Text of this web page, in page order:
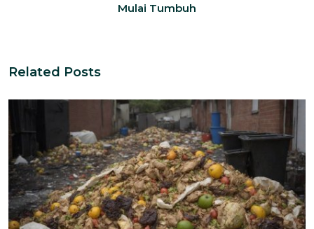
Mulai Tumbuh
Related Posts